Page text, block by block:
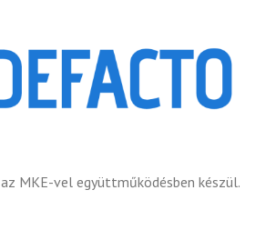
az MKE-vel együttműködésben készül.